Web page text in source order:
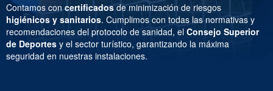
Contamos concertificadosde minimización de riesgos
higiénicos y sanitarios. Cumplimos con todas las normativas y
recomendaciones del protocolo de sanidad, el Consejo Superior
de Deportes y el sector turístico, garantizando la máxima
seguridad en nuestras instalaciones.